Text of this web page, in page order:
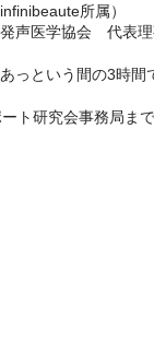
所属）
声医学協会 代表理
っという間の3時間
ト研究会事務局ま